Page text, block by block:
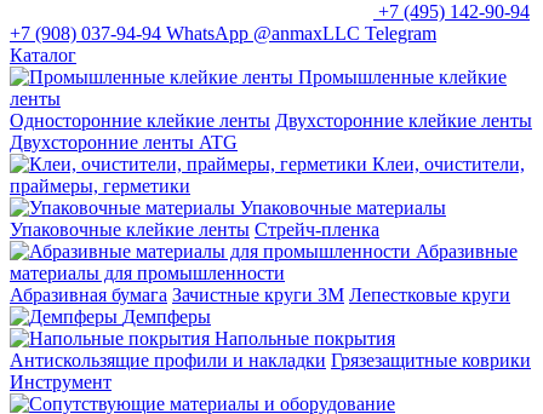
+7 (495) 142-90-94
+7 (908) 037-94-94 WhatsApp @anmaxLLC Telegram
Каталог
Промышленные клейкие
ленты
Односторонние клейкие ленты Двухсторонние клейкие ленты
Двухсторонние ленты ATG
Клеи, очистители,
праймеры, герметики
Упаковочные материалы
Упаковочные клейкие ленты Стрейч-пленка
Абразивные
материалы для промышленности
Абразивная бумага Зачистные круги 3М Лепестковые круги
Демпферы
Напольные покрытия
Aнтискользящие профили и накладки Грязезащитные коврики
Инструмент